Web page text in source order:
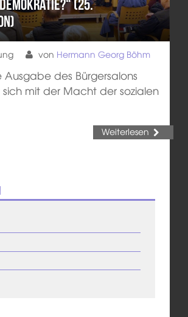
(25.
von Hermann Georg Böhm
Ausgabe des Bürgersalons
mit der Macht der sozialen
Weiterlesen